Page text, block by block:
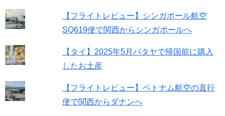
【フライトレビュー】シンガポール航空
SQ619便で関西からシンガポールへ
【タイ】2025年5月パタヤで帰国前に購入
したお土産
【フライトレビュー】ベトナム航空の直行
便で関西からダナンへ